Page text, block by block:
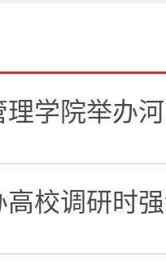
学院举办
校调研时